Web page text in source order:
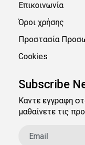
Επικοινωνία
Όροι χρήσης
Προστασία
Cookies
Subscribe
Καντε εγγραφη
μαθαίνετε τις